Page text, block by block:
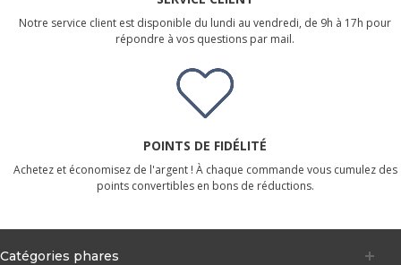
Notre service client est disponible du lundi au vendredi, de 9h à 17h pour
répondre à vos questions par mail.
POINTS DE FIDÉLITÉ
Achetez et économisez de l'argent ! À chaque commande vous cumulez des
points convertibles en bons de réductions.
Catégories phares